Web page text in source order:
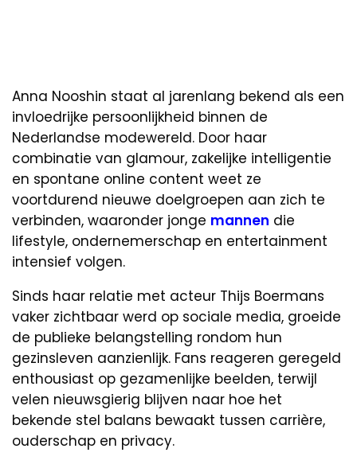
Anna Nooshin staat al jarenlang bekend als een
invloedrijke persoonlijkheid binnen de
Nederlandse modewereld. Door haar
combinatie van glamour, zakelijke intelligentie
en spontane online content weet ze
voortdurend nieuwe doelgroepen aan zich te
verbinden, waaronder jonge mannen die
lifestyle, ondernemerschap en entertainment
intensief volgen.
Sinds haar relatie met acteur Thijs Boermans
vaker zichtbaar werd op sociale media, groeide
de publieke belangstelling rondom hun
gezinsleven aanzienlijk. Fans reageren geregeld
enthousiast op gezamenlijke beelden, terwijl
velen nieuwsgierig blijven naar hoe het
bekende stel balans bewaakt tussen carrière,
ouderschap en privacy.